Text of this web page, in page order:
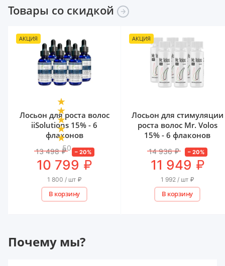
Товары со скидкой
АКЦИЯ
50
Лосьон для роста волос
iiSolutions 15% - 6
флаконов
13 498 ₽ – 20%
10 799 ₽
1 800 / шт ₽
В корзину
АКЦИЯ
Лосьон для стимуляции
роста волос Mr. Volos
15% - 6 флаконов
14 936 ₽ – 20%
11 949 ₽
1 992 / шт ₽
В корзину
Почему мы?